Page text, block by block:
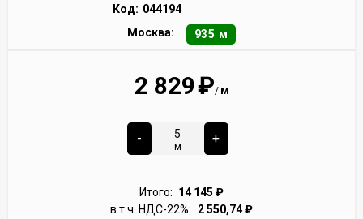
Код: 044194
Москва:
935 м
2 829₽/ м
-
м
+
Итого: 14 145 ₽
в т.ч. НДС-22%:
2 550,74₽